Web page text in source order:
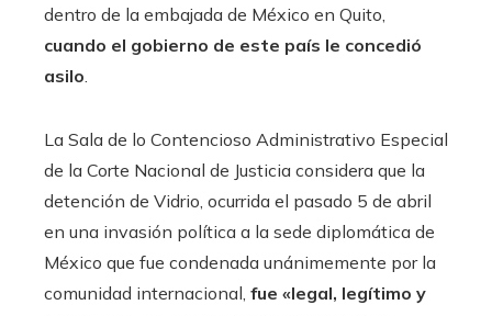
dentro de la embajada de México en Quito,
cuando el gobierno de este país le concedió
asilo
La Sala de lo Contencioso Administrativo Especial
de la Corte Nacional de Justicia considera que la
detención de Vidrio, ocurrida el pasado 5 de abril
en una invasión política a la sede diplomática de
México que fue condenada unánimemente por la
comunidad internacional, fue «legal, legítimo y